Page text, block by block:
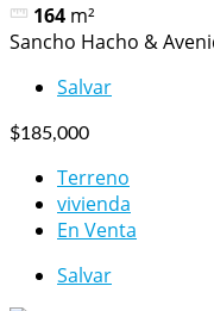
164 m²
Sancho Hacho &
Salvar
$185,000
Terreno
vivienda
En Venta
Salvar